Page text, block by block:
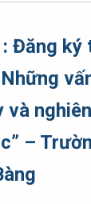
Đăng ký
và
–